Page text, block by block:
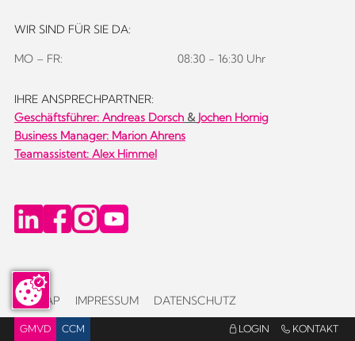
WIR SIND FÜR SIE DA:
MO – FR: 08:30 - 16:30 Uhr
IHRE ANSPRECHPARTNER:
Geschäftsführer: Andreas Dorsch& Jochen Hornig
Business Manager: Marion Ahrens
Teamassistent: Alex Himmel
SITEMAP IMPRESSUM DATENSCHUTZ
GMVD CCM LOGIN  KONTAKT